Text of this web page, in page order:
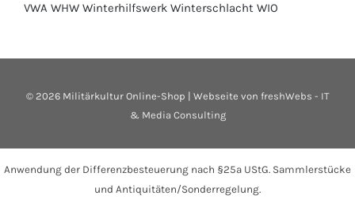
VWA WHW Winterhilfswerk Winterschlacht WIO
© 2026 Militärkultur Online-Shop | Webseite von freshWebs - IT
& Media Consulting
Anwendung der Differenzbesteuerung nach §25a UStG. Sammlerstücke
und Antiquitäten/Sonderregelung.